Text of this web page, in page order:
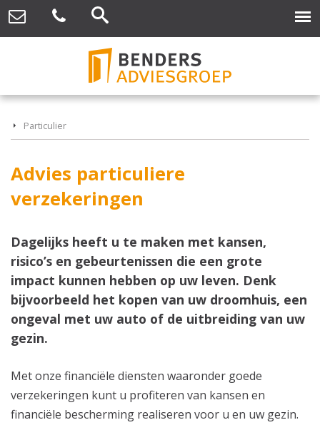
Particulier
Advies particuliere
verzekeringen
Dagelijks heeft u te maken met kansen,
risico’s en gebeurtenissen die een grote
impact kunnen hebben op uw leven. Denk
bijvoorbeeld het kopen van uw droomhuis, een
ongeval met uw auto of de uitbreiding van uw
gezin.
Met onze financiële diensten waaronder goede
verzekeringen kunt u profiteren van kansen en
financiële bescherming realiseren voor u en uw gezin.